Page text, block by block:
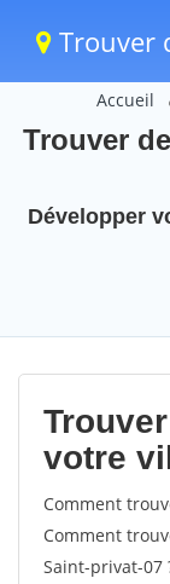
Trouver
Accueil
Trouver
Développer
votre
Comment
Comment
Saint-privat-07